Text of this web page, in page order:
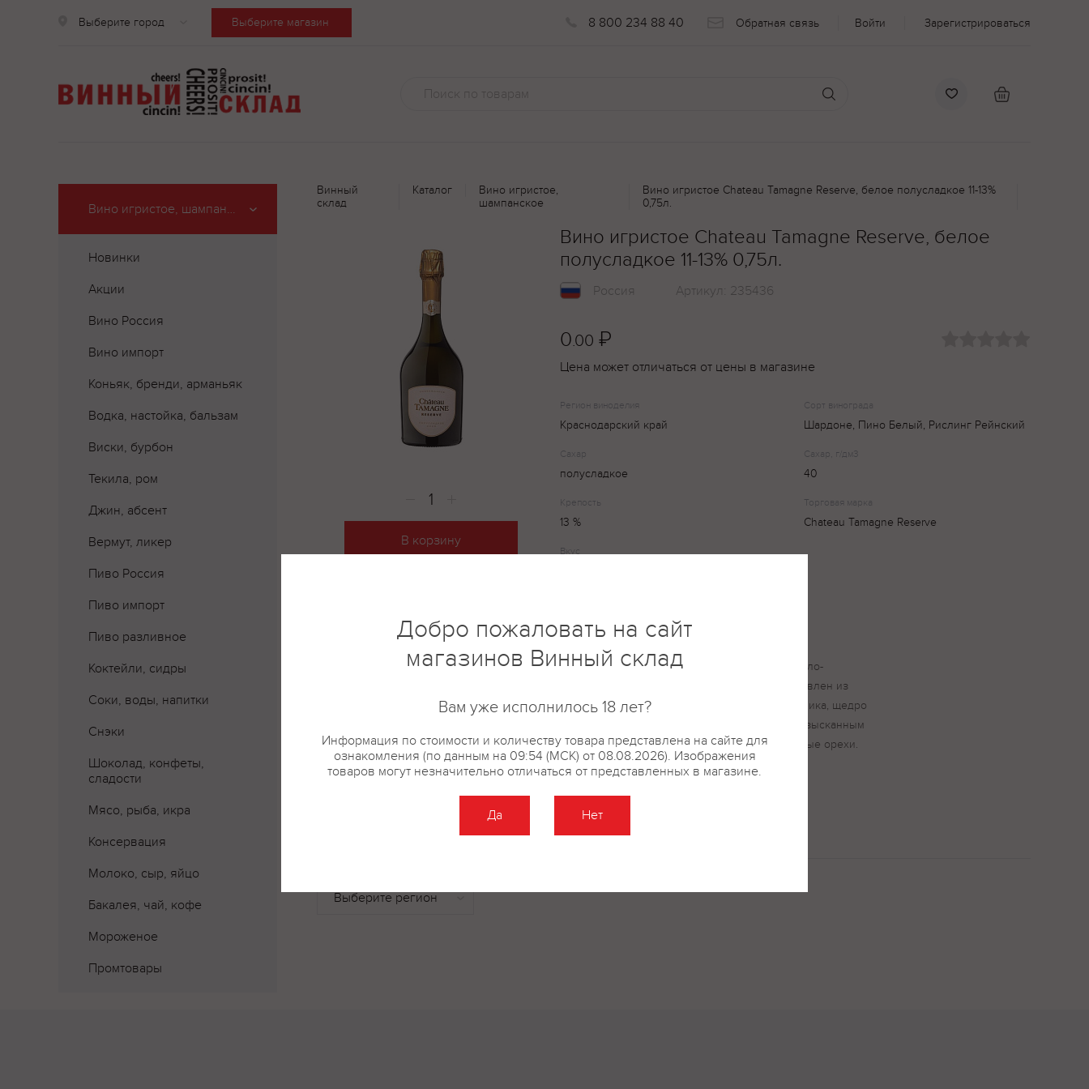
Выберите город Выберите магазин 8 800 234 88 40 Обратная связь Войти Зарегистрироваться
Вино игристое, шампанское
Новинки
Акции
Вино Россия
Вино импорт
Коньяк, бренди, арманьяк
Водка, настойка, бальзам
Виски, бурбон
Текила, ром
Джин, абсент
Вермут, ликер
Пиво Россия
Пиво импорт
Пиво разливное
Коктейли, сидры
Соки, воды, напитки
Снэки
Шоколад, конфеты,
сладости
Мясо, рыба, икра
Консервация
Молоко, сыр, яйцо
Бакалея, чай, кофе
Мороженое
Промтовары
Винный
склад
Каталог
Вино игристое,
шампанское
Вино игристое Chateau Tamagne Reserve, белое полусладкое 11-13%
0,75л.
В корзину
Вино игристое Chateau Tamagne Reserve, белое
полусладкое 11-13% 0,75л.
Россия Артикул: 235436
0.00 ₽
Цена может отличаться от цены в магазине
Регион виноделия
Краснодарский край
Сорт винограда
Шардоне, Пино Белый, Рислинг Рейнский
Сахар
полусладкое
Сахар, г/дм3
40
Крепость
13 %
Торговая марка
Chateau Tamagne Reserve
Вкус
Chateau Tamagne Reserve – игристое вино светло-
соломенного цвета. Свежий аромат вина составлен из
оттенков луговых цветов и цветов подсолнечника, щедро
сдобренных цитрусовыми нотами. Наиболее изысканным
сопровождением вина станут икра и миндальные орехи.
Добро пожаловать на сайт
магазинов Винный склад
Вам уже исполнилось 18 лет?
Информация по стоимости и количеству товара представлена на сайте для
ознакомления (по данным на 09:54 (МСК) от 08.08.2026). Изображения
товаров могут незначительно отличаться от представленных в магазине.
Да Нет